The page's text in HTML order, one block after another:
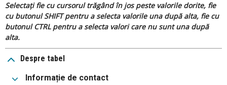
Selectați fie cu cursorul trăgând în jos peste valorile dorite, fie
cu butonul SHIFT pentru a selecta valorile una după alta, fie cu
butonul CTRL pentru a selecta valori care nu sunt una după
alta.
Despre tabel
Informație de contact